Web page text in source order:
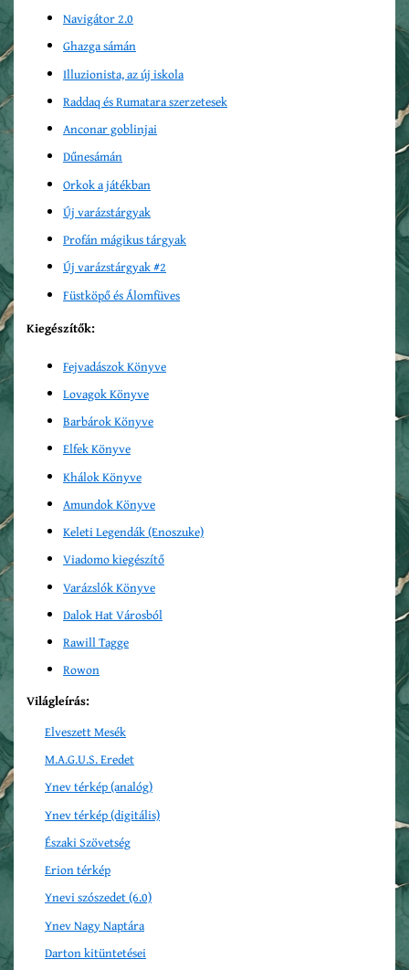
Navigátor 2.0
Ghazga sámán
Illuzionista, az új iskola
Raddaq és Rumatara szerzetesek
Anconar goblinjai
Dűnesámán
Orkok a játékban
Új varázstárgyak
Profán mágikus tárgyak
Új varázstárgyak #2
Füstköpő és Álomfüves
Kiegészítők:
Fejvadászok Könyve
Lovagok Könyve
Barbárok Könyve
Elfek Könyve
Khálok Könyve
Amundok Könyve
Keleti Legendák (Enoszuke)
Viadomokiegészítő
Varázslók Könyve
Dalok Hat Városból
Rawill Tagge
Rowon
Világleírás:
Elveszett Mesék
M.A.G.U.S. Eredet
Ynev térkép (analóg)
Ynevtérkép (digitális)
Északi Szövetség
Erion térkép
Ynevi szószedet (6.0)
YnevNagy Naptára
Darton kitüntetései